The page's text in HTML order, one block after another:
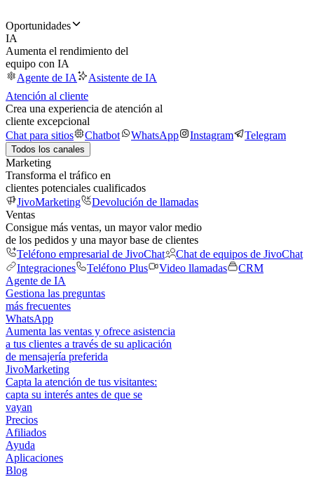
Oportunidades
IA
Aumenta el rendimiento del
equipo con IA
Agente de IA
Asistente de IA
Atención al cliente
Crea una experiencia de atención al
cliente excepcional
Chat para sitios
Chatbot WhatsApp Instagram Telegram
Todos los canales
Marketing
Transforma el tráfico en
clientes potenciales cualificados
JivoMarketing
Devolución de llamadas
Ventas
Consigue más ventas, un mayor valor medio
de los pedidos y una mayor base de clientes
Teléfono empresarial de JivoChat
Chat de equipos de JivoChat
Integraciones
Teléfono Plus Video llamadas
CRM
Agente de IA
Gestiona las preguntas
más frecuentes
WhatsApp
Aumenta las ventas y ofrece asistencia
a tus clientes a través de su aplicación
de mensajería preferida
JivoMarketing
Capta la atención de tus visitantes:
capta su interés antes de que se
vayan
Precios
Afiliados
Ayuda
Aplicaciones
Blog